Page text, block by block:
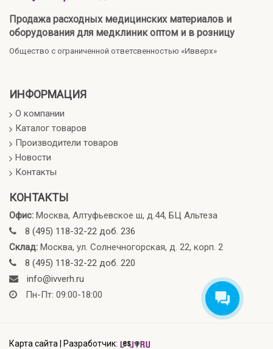
Продажа расходных медицинских материалов и
оборудования для медклиник оптом и в розницу
Общество с ограниченной ответсвенностью «Ивверх»
ИНФОРМАЦИЯ
О компании
Каталог товаров
Производители товаров
Новости
Контакты
КОНТАКТЫ
Офис: Москва, Алтуфьевское ш, д.44, БЦ Альтеза
8 (495) 118-32-22 доб. 236
Склад: Москва, ул. Солнечногорская, д. 22, корп. 2
8 (495) 118-32-22 доб. 220
info@ivverh.ru
Пн-Пт: 09:00-18:00
Карта сайта Разработчик: